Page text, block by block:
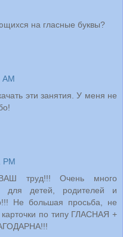
на гласные буквы?
AM
эти занятия. У меня не
PM
труд!!! Очень много
для детей, родителей и
Не большая просьба, не
по типу ГЛАСНАЯ +